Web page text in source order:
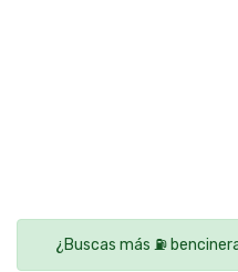
¿Buscas más ⛽